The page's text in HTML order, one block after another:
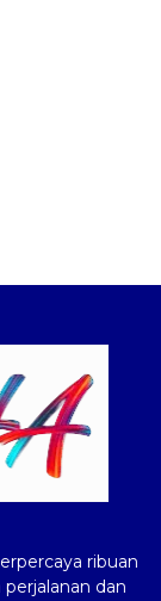
ribuan
dan